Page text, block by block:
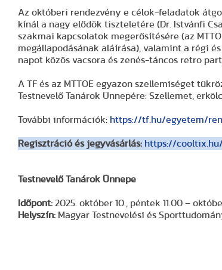
Az októberi rendezvény e célok-feladatok
kínál a nagy elődök tiszteletére (Dr. Istvánfi
szakmai kapcsolatok megerősítésére (az
megállapodásának aláírása), valamint a régi
napot közös vacsora és zenés-táncos retro
A TF és az MTTOE egyazon szellemiséget
Testnevelő Tanárok Ünnepére: Szellemet,
További információk: https://tf.hu/egyetem/
Regisztráció és jegyvásárlás: https://
Testnevelő Tanárok Ünnepe
Időpont: 2025. október 10., péntek 11.00 –
Helyszín: Magyar Testnevelési és